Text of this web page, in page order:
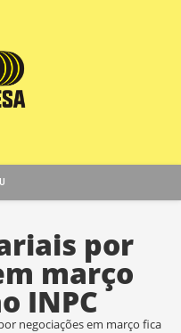
por
março
INPC
negociações em março ficam